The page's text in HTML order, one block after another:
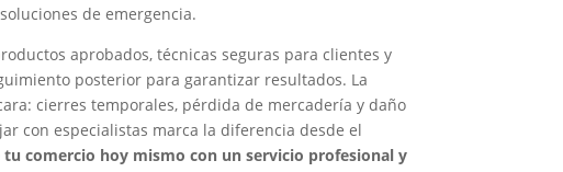
de emergencia.
aprobados, técnicas seguras para clientes y
posterior para garantizar resultados. La
cierres temporales, pérdida de mercadería y daño
con especialistas marca la diferencia desde el
tu comercio hoy mismo con un servicio profesional y